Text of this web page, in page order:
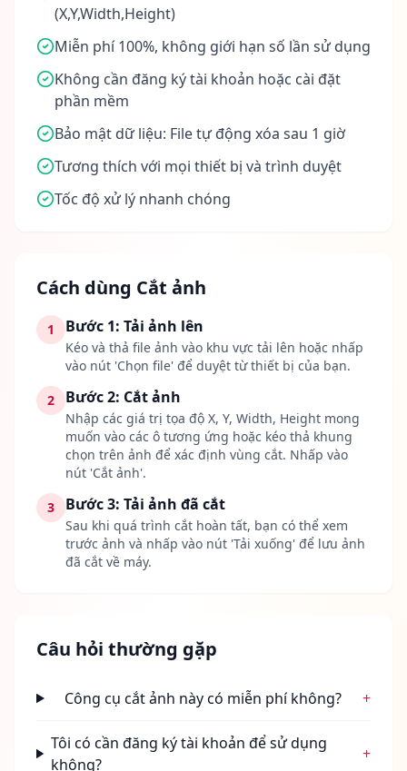
(X,Y,Width,Height)
Miễn phí 100%, không giới hạn số lần sử dụng
Không cần đăng ký tài khoản hoặc cài đặt
phần mềm
Bảo mật dữ liệu: File tự động xóa sau 1 giờ
Tương thích với mọi thiết bị và trình duyệt
Tốc độ xử lý nhanh chóng
Cách dùng Cắt ảnh
1 Bước 1: Tải ảnh lên
Kéo và thả file ảnh vào khu vực tải lên hoặc nhấp
vào nút 'Chọn file' để duyệt từ thiết bị của bạn.
2
Bước 2: Cắt ảnh
Nhập các giá trị tọa độ X, Y, Width, Height mong
muốn vào các ô tương ứng hoặc kéo thả khung
chọn trên ảnh để xác định vùng cắt. Nhấp vào
nút 'Cắt ảnh'.
3
Bước 3: Tải ảnh đã cắt
Sau khi quá trình cắt hoàn tất, bạn có thể xem
trước ảnh và nhấp vào nút 'Tải xuống' để lưu ảnh
đã cắt về máy.
Câu hỏi thường gặp
Công cụ cắt ảnh này có miễn phí không? +
Tôi có cần đăng ký tài khoản để sử dụng
không?
+